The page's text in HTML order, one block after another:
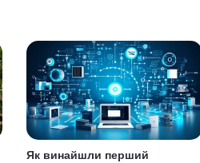
стало відомо, чи є загроза здоров’ю
Чоловіки за кордоном не зможуть
отримати консульські послуги без
військово-облікових документів
Як винайшли перший